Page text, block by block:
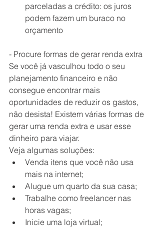
parceladas a crédito: os juros
podem fazem um buraco no
orçamento
- Procure formas de gerar renda extra
Se você já vasculhou todo o seu
planejamento financeiro e não
consegue encontrar mais
oportunidades de reduzir os gastos,
não desista! Existem várias formas de
gerar uma renda extra e usar esse
dinheiro para viajar.
Veja algumas soluções:
Venda itens que você não usa
mais na internet;
Alugue um quarto da sua casa;
Trabalhe como freelancer nas
horas vagas;
Inicie uma loja virtual;